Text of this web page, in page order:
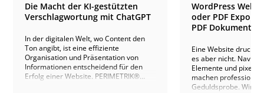
Die Macht der KI-gestützten
Verschlagwortung mit ChatGPT
In der digitalen Welt, wo Content den
Ton angibt, ist eine effiziente
Organisation und Präsentation von
Informationen entscheidend für den
Erfolg einer Website. PERIMETRIK®
WordPress
oder PDF
PDF Dokumente
Eine Website
es aber nicht.
Elemente und
machen
Geduldsprobe. Wir